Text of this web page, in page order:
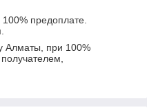
предоплате.
Алматы, при 100%